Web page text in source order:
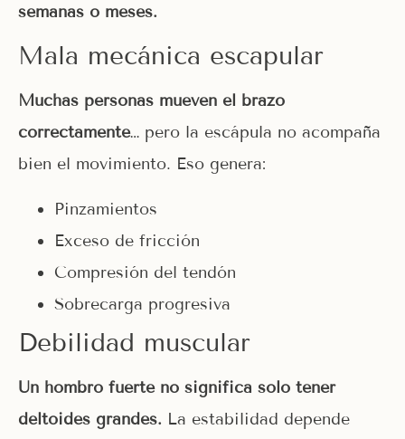
semanas o meses.
Mala mecánica escapular
Muchas personas mueven el brazo
correctamente… pero la escápula no acompaña
bien el movimiento. Eso genera:
Pinzamientos
Exceso de fricción
Compresión del tendón
Sobrecarga progresiva
Debilidad muscular
Un hombro fuerte no significa solo tener
deltoides grandes. La estabilidad depende